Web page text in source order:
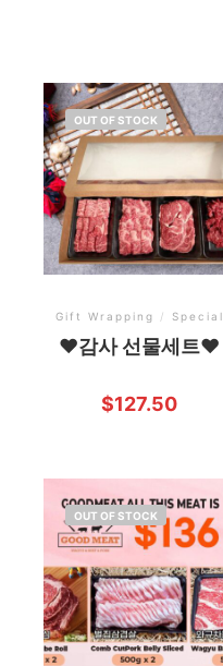
OUT OF STOCK
Gift Wrapping / Special
❤️감사 선물세트❤️
$127.50
OUT OF STOCK